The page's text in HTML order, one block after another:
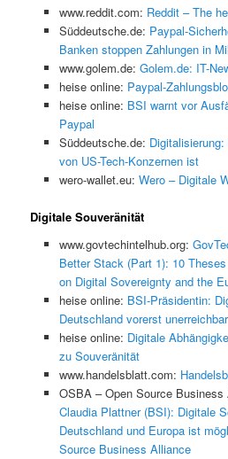
www.reddit.com: Reddit – The
Süddeutsche.de: Paypal-
Banken stoppen Zahlungen in
www.golem.de: Golem.de: IT-
heise online: Paypal-
heise online: BSI warnt vor
Paypal
Süddeutsche.de:
von US-Tech-Konzernen ist
wero-wallet.eu: Wero – Digitale
Digitale Souveränität
www.govtechintelhub.org:
Better Stack (Part 1): 10
on Digital Sovereignty and the
heise online: BSI-Präsidentin:
Deutschland vorerst unerreichbar
heise online: Digitale
zu Souveränität
www.handelsblatt.com:
OSBA – Open Source Business
Claudia Plattner (BSI): Digitale
Deutschland und Europa ist
Source Business Alliance